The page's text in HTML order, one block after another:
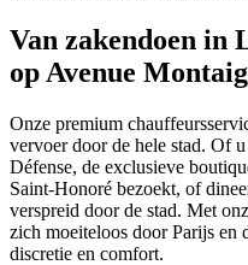
Van zakendoen in
op Avenue
Onze premium
vervoer door de hele stad. Of
Défense, de exclusieve
Saint-Honoré bezoekt, of
verspreid door de stad. Met
zich moeiteloos door Parijs en
discretie en comfort.